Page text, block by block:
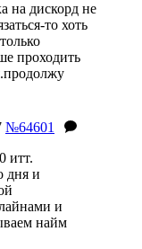
на дискорд не
то хоть
проходить
№64601
итт.
дня и
и
найм